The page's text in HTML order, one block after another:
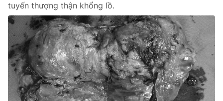
Tổng đài VTV:024.38 355 931 - 024.38 355 932
Ðiện thoại Thời báo VTV:024.66 897 897
Email:toasoan@vtv.vn
Liên hệ quảng cáo:024-7300.7108
tuyến thượng thận khổng lồ.